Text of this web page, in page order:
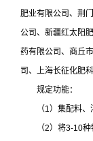
肥业有限公司、荆
公司、新疆红太阳
药有限公司、商丘
司、上海长征化肥
规定功能：
（1）集配料、混
（2）将3-10种物